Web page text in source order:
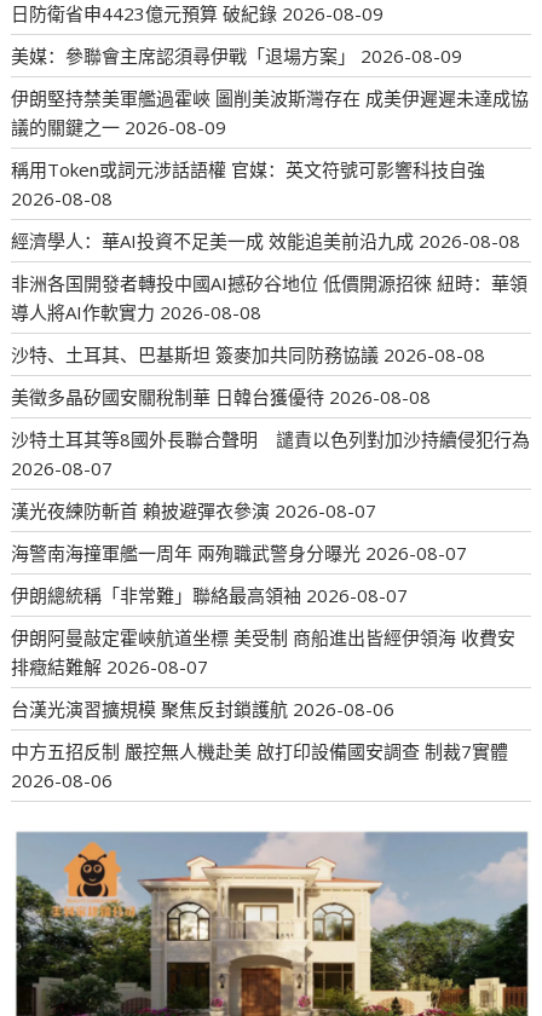
日防衛省申4423億元預算 破紀錄 2026-08-09
美媒：參聯會主席認須尋伊戰「退場方案」
2026-08-09
伊朗堅持禁美軍艦過霍峽 圖削美波斯灣存在 成美伊遲遲未達成協
議的關鍵之一 2026-08-09
稱用Token或詞元涉話語權 官媒：英文符號可影響科技自強
2026-08-08
經濟學人：華AI投資不足美一成 效能追美前沿九成 2026-08-08
非洲各国開發者轉投中國AI撼矽谷地位 低價開源招徠 紐時：華領
導人將AI作軟實力 2026-08-08
沙特、土耳其、巴基斯坦 簽麥加共同防務協議 2026-08-08
美徵多晶矽國安關稅制華 日韓台獲優待 2026-08-08
沙特土耳其等8國外長聯合聲明 譴責以色列對加沙持續侵犯行為
2026-08-07
漢光夜練防斬首 賴披避彈衣參演 2026-08-07
海警南海撞軍艦一周年 兩殉職武警身分曝光 2026-08-07
伊朗總統稱「非常難」聯絡最高領袖 2026-08-07
伊朗阿曼敲定霍峽航道坐標 美受制 商船進出皆經伊領海 收費安
排癥結難解 2026-08-07
台漢光演習擴規模 聚焦反封鎖護航 2026-08-06
中方五招反制 嚴控無人機赴美 啟打印設備國安調查 制裁7實體
2026-08-06